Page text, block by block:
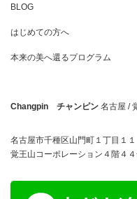
BLOG
はじめての方へ
本来の美へ還るプログラム
Changpin チャンピン 名古屋 /
名古屋市千種区山門町１丁目１１
覚王山コーポレーション４階４